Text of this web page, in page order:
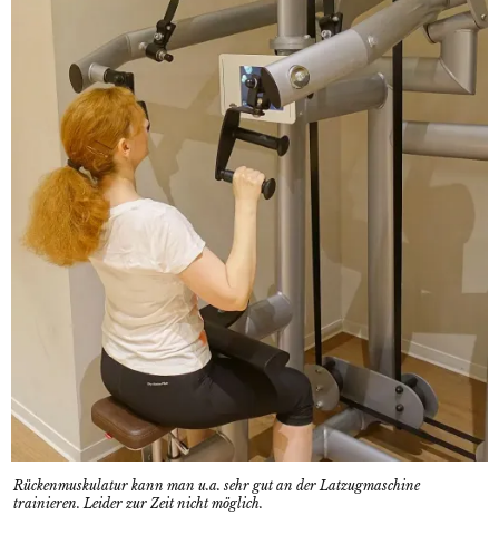
Rückenmuskulatur kann man u.a. sehr gut an der Latzugmaschine
trainieren. Leider zur Zeit nicht möglich.